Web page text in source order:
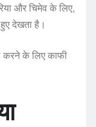
और चिमेव के लिए,
देखता है।
करने के लिए काफी